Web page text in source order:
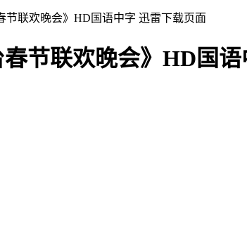
节联欢晚会》HD国语中字 迅雷下载页面
节联欢晚会》HD国